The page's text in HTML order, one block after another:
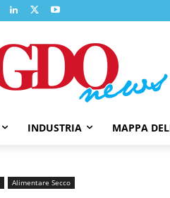
INDUSTRIA MAPPA
Alimentare Secco